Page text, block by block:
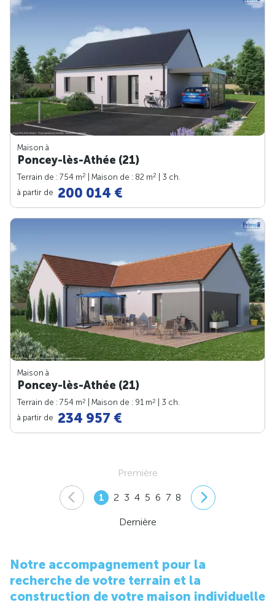
Maison à
Poncey-lès-Athée (21)
Terrain de : 754 m2 | Maison de : 82 m2
| 3 ch.
à partir de 200 014 €
Maison à
Poncey-lès-Athée (21)
Terrain de : 754 m2 | Maison de : 91 m2
| 3 ch.
à partir de 234 957 €
Première
1 2 3 4 5 6 7 8
Dernière
Notre accompagnement pour la
recherche de votre terrain et la
construction de votre maison individuelle